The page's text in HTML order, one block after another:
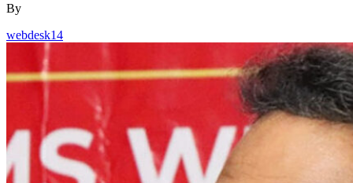
By
webdesk14